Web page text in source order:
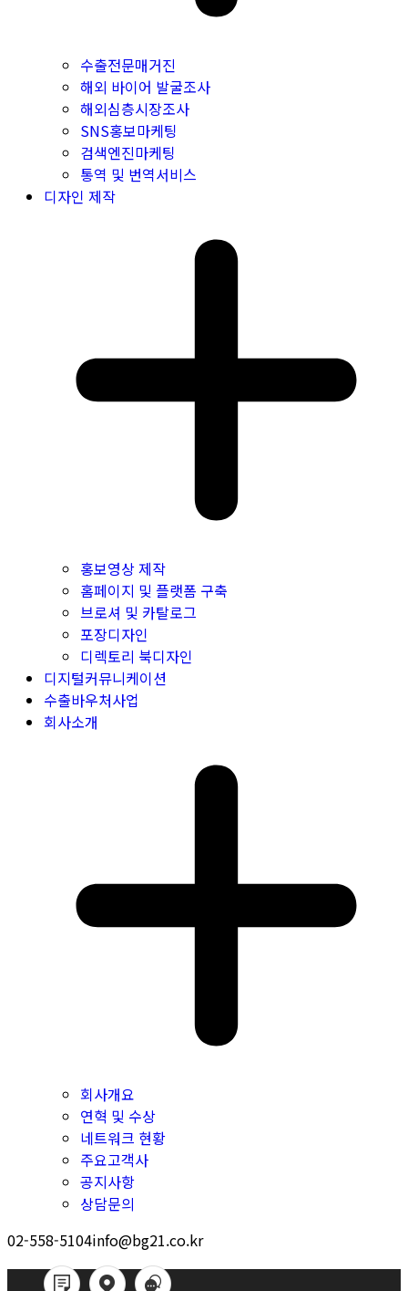
수출전문매거진
해외 바이어 발굴조사
해외심층시장조사
SNS홍보마케팅
검색엔진마케팅
통역 및 번역서비스
디자인 제작
홍보영상 제작
홈페이지 및 플랫폼 구축
브로셔 및 카탈로그
포장디자인
디렉토리 북디자인
디지털커뮤니케이션
수출바우처사업
회사소개
회사개요
연혁 및 수상
네트워크 현황
주요고객사
공지사항
상담문의
02-558-5104info@bg21.co.kr